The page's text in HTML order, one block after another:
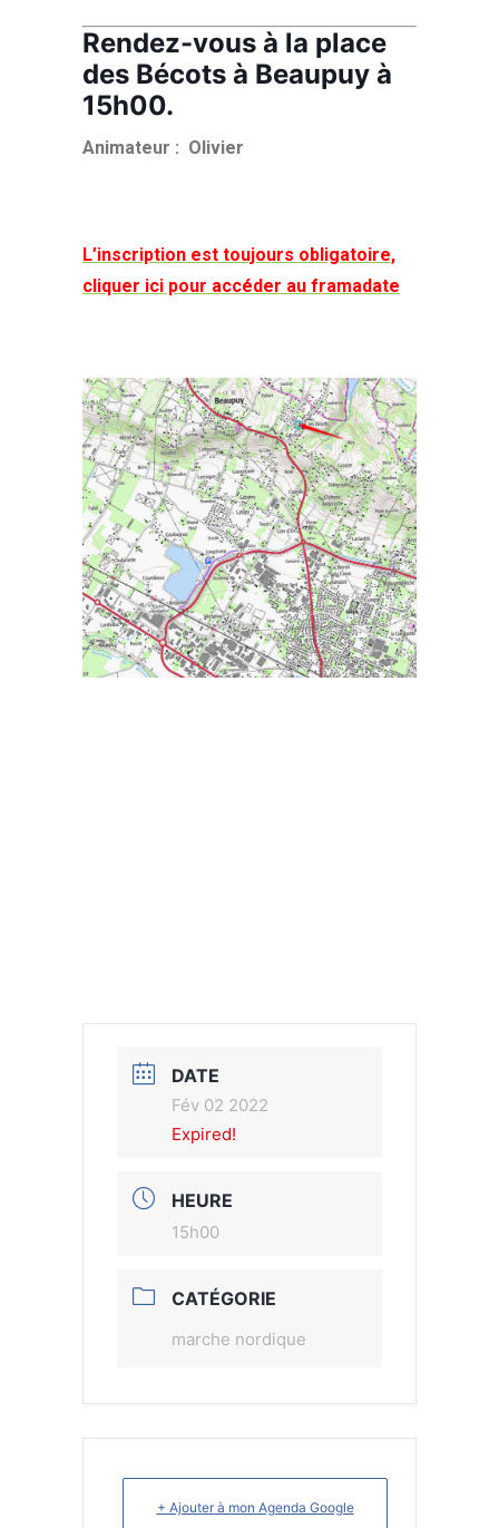
Rendez-vous à la place
des Bécots à Beaupuy à
15h00.
Animateur : Olivier
L’inscription est toujours obligatoire,
cliquer ici pour accéder au framadate
DATE
Fév 02 2022
Expired!
HEURE
15h00
CATÉGORIE
marche nordique
+ Ajouter à mon Agenda Google